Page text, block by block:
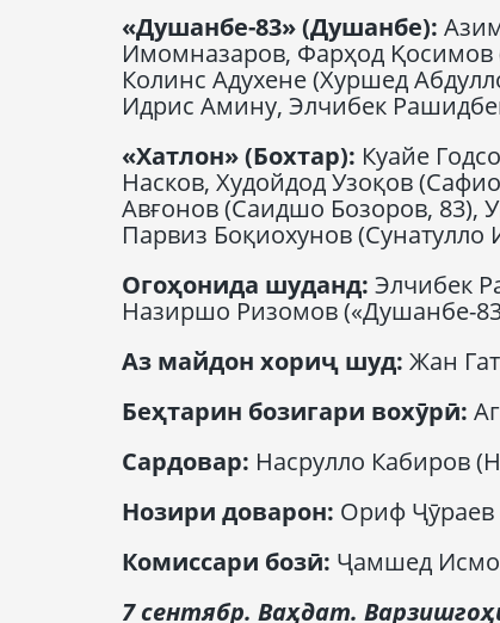
«Душанбе-83» (Душанбе):
Имомназаров, Фарҳод
Колинс Адухене (Хуршед
Идрис Амину, Элчибек
«Хатлон» (Бохтар): Куайе
Насков, Худойдод Узоқов
Авғонов (Саидшо Бозоров, 83),
Парвиз Боқиохунов (Сунатулло
Огоҳонида шуданд: Элчибек
Назиршо Ризомов («Душанбе-
Аз майдон хориҷ шуд: Жан
Беҳтарин бозигари вохӯрӣ:
Сардовар: Насрулло Кабиров
Нозири доварон: Ориф
Комиссари бозӣ: Ҷамшед
7 сентябр. Ваҳдат.